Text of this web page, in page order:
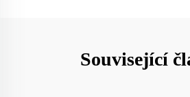
Související